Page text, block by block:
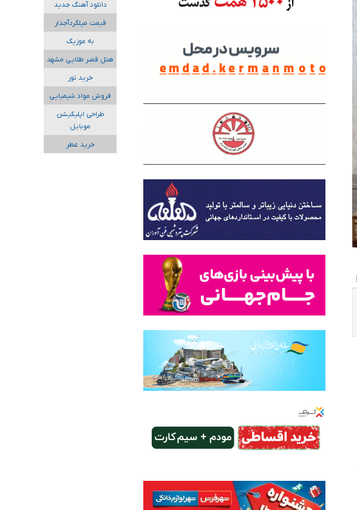
دانلود آهنگ جدید
قیمت میلگردآجدار
به موزیک
هتل قصر طلایی مشهد
خرید تور
فروش مواد شیمیایی
طراحی اپلیکیشن
موبایل
خرید عطر